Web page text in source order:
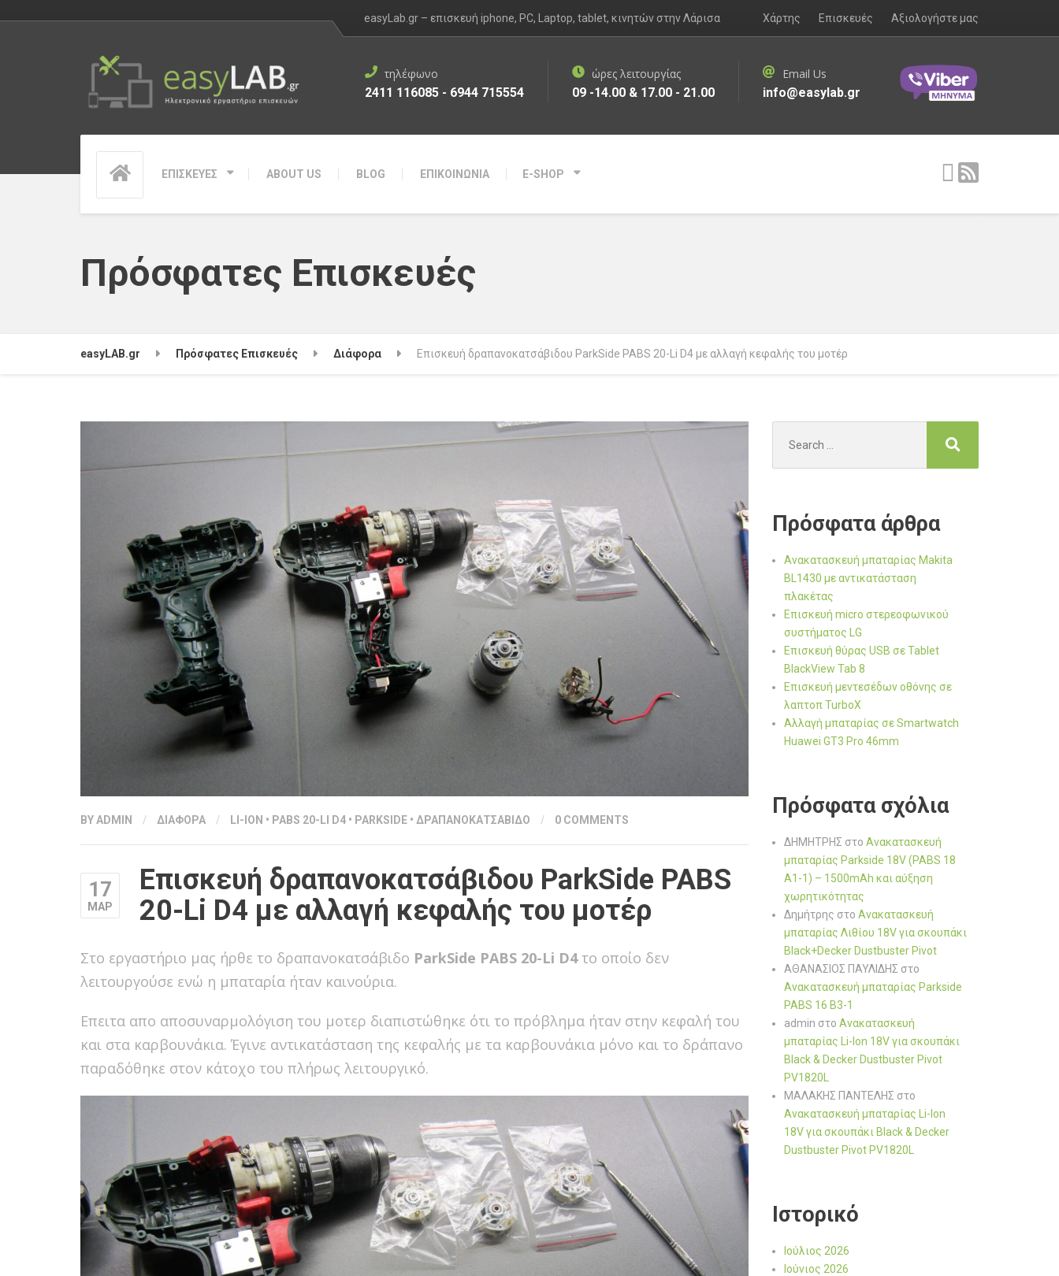
easyLab.gr – επισκευή iphone, PC, Laptop, tablet, κινητών στην Λάρισα Χάρτης Επισκευές Αξιολογήστε μας
ΕΠΙΣΚΕΥΕΣ ABOUT US BLOG ΕΠΙΚΟΙΝΩΝΙΑ E-SHOP
τηλέφωνο
2411 116085 - 6944 715554
ώρες λειτουργίας
09 -14.00 & 17.00 - 21.00
Email Us
info@easylab.gr
Πρόσφατες Επισκευές
easyLAB.gr Πρόσφατες Επισκευές Διάφορα Επισκευή δραπανοκατσάβιδου ParkSide PABS 20-Li D4 με αλλαγή κεφαλής του μοτέρ
BYADMIN / ΔΙΑΦΟΡΑ / LI-ION • PABS 20-LI D4 • PARKSIDE • ΔΡΑΠΑΝΟΚΑΤΣΑΒΙΔΟ / 0 COMMENTS
17
ΜΑΡ
Επισκευή δραπανοκατσάβιδου ParkSide PABS
20-Li D4 με αλλαγή κεφαλής του μοτέρ
Στο εργαστήριο μας ήρθε το δραπανοκατσάβιδο ParkSide PABS 20-Li D4το οποίο δεν
λειτουργούσε ενώ η μπαταρία ήταν καινούρια.
Επειτα απο αποσυναρμολόγιση του μοτερ διαπιστώθηκε ότι το πρόβλημα ήταν στην κεφαλή του
και στα καρβουνάκια. Έγινε αντικατάσταση της κεφαλής με τα καρβουνάκια μόνο και το δράπανο
παραδόθηκε στον κάτοχο του πλήρως λειτουργικό.
for:
Πρόσφατα άρθρα
Ανακατασκευή μπαταρίας Makita
BL1430 με αντικατάσταση
πλακέτας
Επισκευή micro στερεοφωνικού
συστήματος LG
Επισκευή θύρας USB σε Tablet
BlackView Tab 8
Επισκευή μεντεσέδων οθόνης σε
λαπτοπ TurboX
Αλλαγή μπαταρίας σε Smartwatch
Huawei GT3 Pro 46mm
Πρόσφατα σχόλια
ΔΗΜΗΤΡΗΣ στο Ανακατασκευή
μπαταρίας Parkside 18V (PABS 18
A1-1) – 1500mAh και αύξηση
χωρητικότητας
Δημήτρης στο Ανακατασκευή
μπαταρίας Λιθίου 18V για σκουπάκι
Black+Decker Dustbuster Pivot
ΑΘΑΝΑΣΙΟΣ ΠΑΥΛΙΔΗΣ στο
Ανακατασκευή μπαταρίας Parkside
PABS 16 B3-1
admin στο Ανακατασκευή
μπαταρίας Li-Ion 18V για σκουπάκι
Black & Decker Dustbuster Pivot
PV1820L
ΜΑΛΑΚΗΣ ΠΑΝΤΕΛΗΣ στο
Ανακατασκευή μπαταρίας Li-Ion
18V για σκουπάκι Black & Decker
Dustbuster Pivot PV1820L
Ιστορικό
Ιούλιος 2026
Ιούνιος 2026